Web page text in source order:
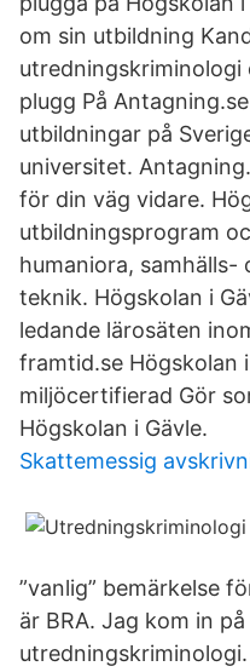
om sin utbildning
plugg På
utbildningar på
universitet.
för din väg vidare.
utbildningsprogram
humaniora,
teknik. Högskolan i
ledande lärosäten
framtid.se Högskolan
miljöcertifierad Gör
Högskolan i Gävle.
Skattemessig
”vanlig” bemärkelse
är BRA. Jag kom in